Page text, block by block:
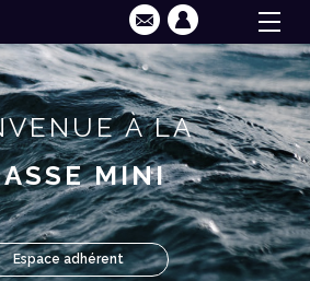
À LA
MINI
Espace adhérent